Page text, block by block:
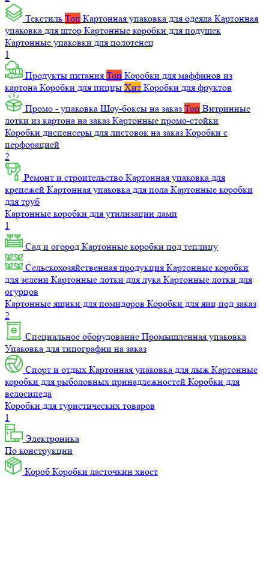
Текстиль Топ Картонная упаковка для одеяла Картонная
упаковка для штор Картонные коробки для подушек
Картонные упаковки для полотенец
1
Продукты питания Топ Коробки для маффинов из
картона Коробки для пиццы Хит Коробки для фруктов
Промо - упаковка Шоу-боксы на заказ Топ Витринные
лотки из картона на заказ Картонные промо-стойки
Коробки диспенсеры для листовок на заказ Коробки с
перфорацией
2
Ремонт и строительство Картонная упаковка для
крепежей Картонная упаковка для пола Картонные коробки
для труб
Картонные коробки для утилизации ламп
1
Сад и огород Картонные коробки под теплицу
Сельскохозяйственная продукция Картонные коробки
для зелени Картонные лотки для лука Картонные лотки для
огурцов
Картонные ящики для помидоров Коробки для яиц под заказ
2
Специальное оборудование Промышленная упаковка
Упаковка для типографии на заказ
Спорт и отдых Картонная упаковка для лыж Картонные
коробки для рыболовных принадлежностей Коробки для
велосипеда
Коробки для туристических товаров
1
Электроника
По конструкции
Короб Коробки ласточкин хвост